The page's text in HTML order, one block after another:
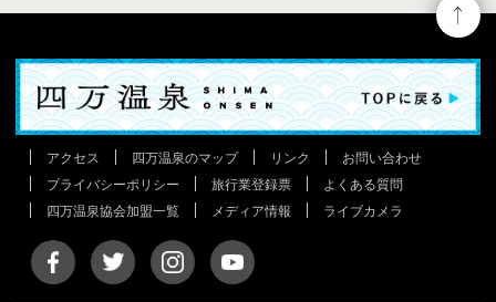
アクセス 四万温泉のマップ リンク
お問い合わせ
プライバシーポリシー
旅行業登録票
よくある質問
四万温泉協会加盟一覧
メディア情報 ライブカメラ